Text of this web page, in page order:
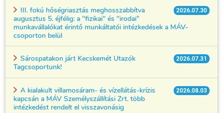
2026.07.30
III. fokú hőségriasztás meghosszabbítva
augusztus 5. éjfélig: a "fizikai" és "irodai"
munkavállalókat érintő munkáltatói intézkedések a MÁV-
csoporton belül
2026.07.31
Sárospatakon járt Kecskemét Utazók
Tagcsoportunk!
2026.08.03
A kialakult villamosáram- és vízellátás-krízis
kapcsán a MÁV Személyszállítási Zrt. több
intézkedést rendelt el visszavonásig